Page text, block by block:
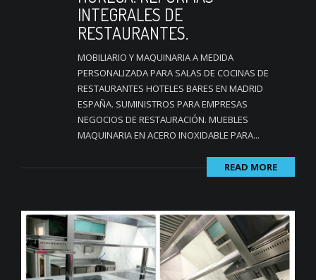
INTEGRALES DE
RESTAURANTES.
MOBILIARIO Y MAQUINARIA A MEDIDA
PERSONALIZADA PARA SALAS DE COCINAS DE
RESTAURANTES HOTELES BARES EN MADRID
ESPAÑA. SUMINISTROS PARA EMPRESAS
NEGOCIOS DE RESTAURACIÓN. MUEBLES
MAQUINARIA EN ACERO INOXIDABLE PARA...
READ MORE